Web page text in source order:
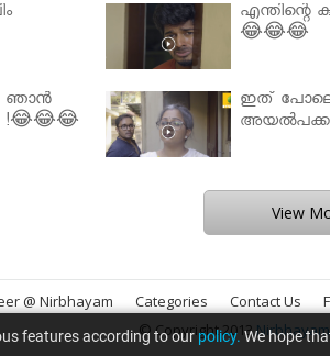
😂😂😂
ഞാൻ
!😂😂😂
ഇത്
View
@ Nirbhayam Categories Contact Us
© Copyright 2013
features according to ourpolicy.We hope